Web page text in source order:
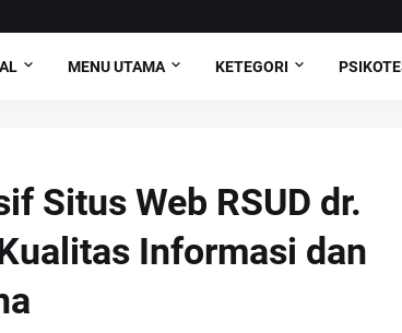
MENU UTAMA KETEGORI
Situs Web RSUD dr.
Informasi dan